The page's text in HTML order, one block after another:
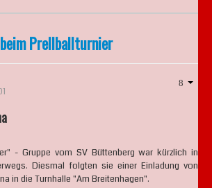
Prellballturnier
- Gruppe vom SV Büttenberg war kürzlich in
Diesmal folgten sie einer Einladung von
in die Turnhalle "Am Breitenhagen".